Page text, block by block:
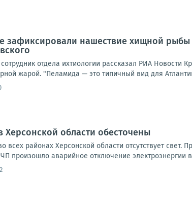
зафиксировали нашествие хищной
отдела ихтиологии рассказал РИА
жарой. "Пеламида — это типичный вид для
Херсонской области обесточены
всех районах Херсонской области отсутствует
ЧП произошло аварийное отключение электроэнергии